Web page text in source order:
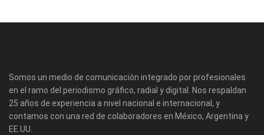
Somos un medio de comunicación integrado por profesionales
en el ramo del periodismo gráfico, radial y digital. Nos respaldan
25 años de experiencia a nivel nacional e internacional, y
contamos con una red de colaboradores en México, Argentina y
EE.UU.